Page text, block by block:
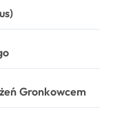
Gronkowcem